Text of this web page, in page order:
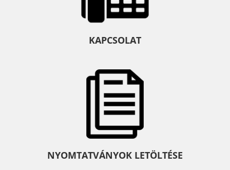
KAPCSOLAT
NYOMTATVÁNYOK LETÖLTÉSE